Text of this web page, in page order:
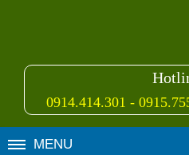
0914.414.301 -
MENU